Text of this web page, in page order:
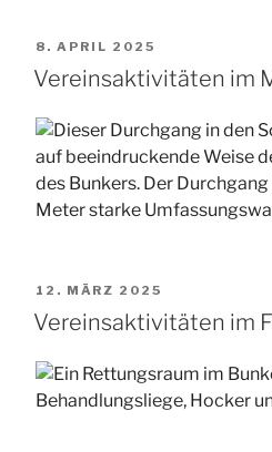
VERÖFFENTLICHT
AM
8. APRIL 2025
Vereinsaktivitäten im
VERÖFFENTLICHT
AM
12. MÄRZ 2025
Vereinsaktivitäten im